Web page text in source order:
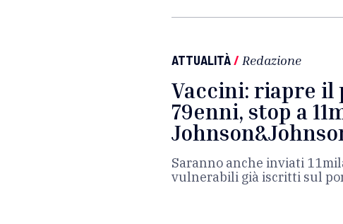
ATTUALITÀ/ Redazione
Vaccini: riapre il
79enni, stop a
Saranno anche inviati
vulnerabili già iscritti sul